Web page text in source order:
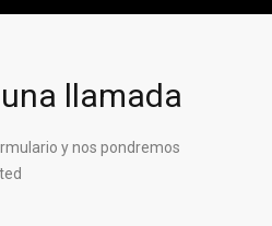
llamada
y nos pondremos